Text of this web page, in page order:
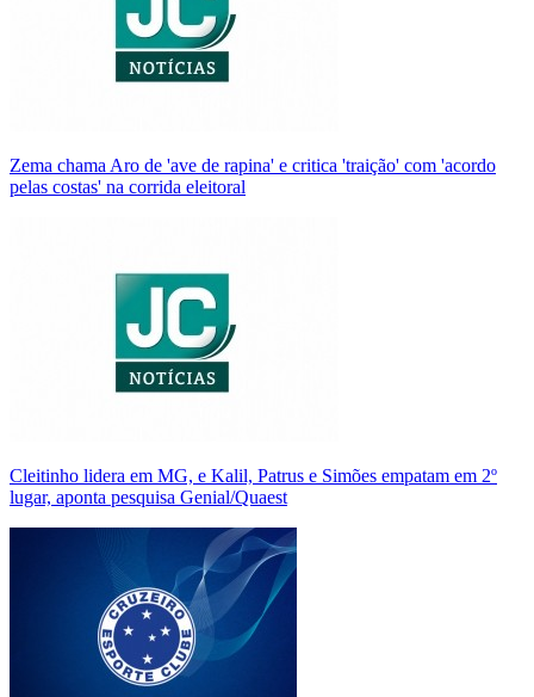
Zema chama Aro de 'ave de rapina' e critica 'traição' com 'acordo
pelas costas' na corrida eleitoral
Cleitinho lidera em MG, e Kalil, Patrus e Simões empatam em 2º
lugar, aponta pesquisa Genial/Quaest